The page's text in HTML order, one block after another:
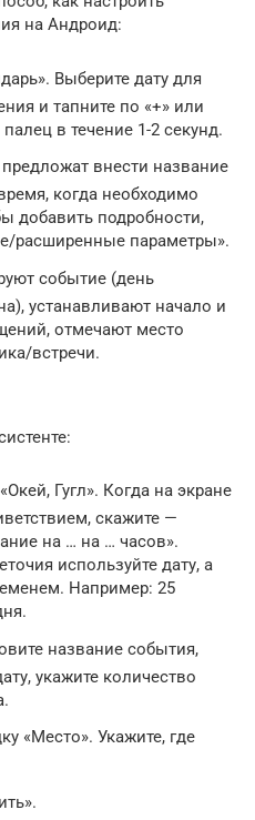
на Андроид:
Выберите дату для
и тапните по «+» или
в течение 1-2 секунд.
предложат внести название
когда необходимо
добавить подробности,
расширенные параметры».
событие (день
устанавливают начало и
отмечают место
встречи.
Гугл». Когда на экране
скажите —
на … на … часов».
используйте дату, а
Например: 25
название события,
укажите количество
«Место». Укажите, где